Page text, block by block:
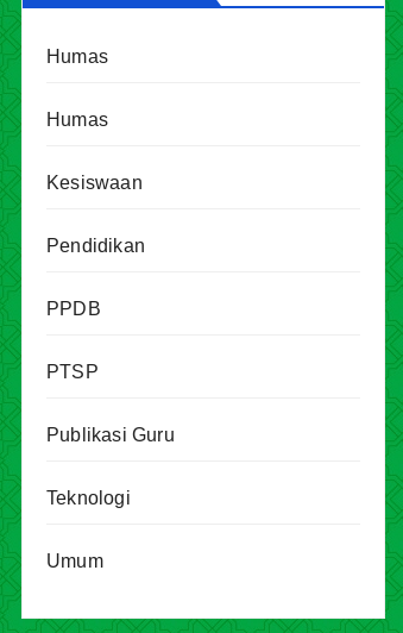
Humas
Humas
Kesiswaan
Pendidikan
PPDB
PTSP
Publikasi Guru
Teknologi
Umum